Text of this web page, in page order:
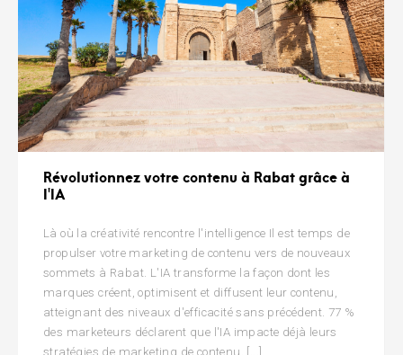
Révolutionnez votre contenu à Rabat grâce à
l'IA
Là où la créativité rencontre l'intelligence Il est temps de
propulser votre marketing de contenu vers de nouveaux
sommets à Rabat. L'IA transforme la façon dont les
marques créent, optimisent et diffusent leur contenu,
atteignant des niveaux d'efficacité sans précédent. 77 %
des marketeurs déclarent que l'IA impacte déjà leurs
stratégies de marketing de contenu. [...]